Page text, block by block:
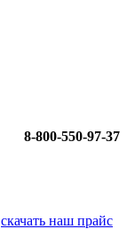
8-800-550-97-37
скачать наш прайс